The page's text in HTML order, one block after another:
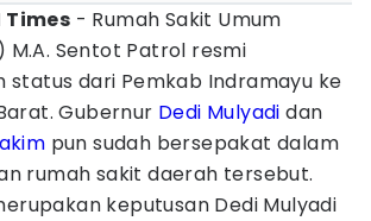
Times - Rumah Sakit Umum
M.A. Sentot Patrol resmi
status dari Pemkab Indramayu ke
Gubernur Dedi Mulyadi dan
pun sudah bersepakat dalam
rumah sakit daerah tersebut.
keputusan Dedi Mulyadi